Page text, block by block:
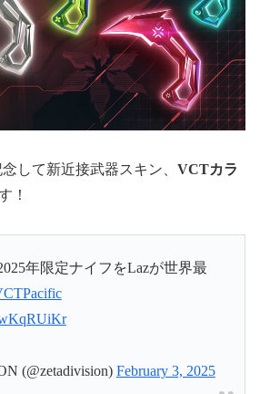
して新近接武器スキン、 VCTカラ
！
年限定ナイフをLazが世界最
(@zetadivision) February 3, 2025